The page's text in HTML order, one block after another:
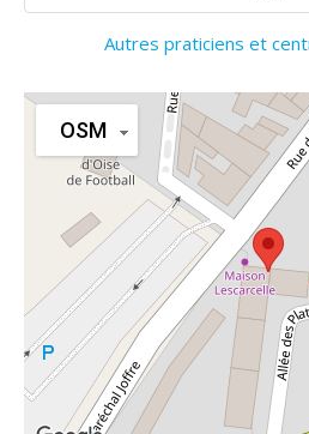
Autres praticiens et
OSM